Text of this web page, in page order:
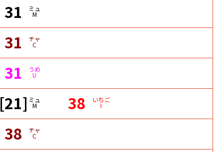
31 ミュ
M
31 チャ
C
31 うめ
U
[21] ミュ
M 38 いちご
I
38 チャ
C